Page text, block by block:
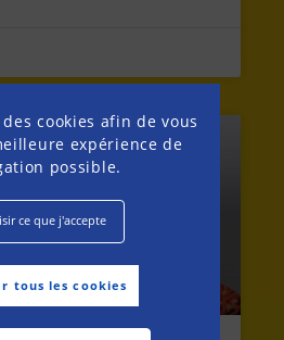
cookies afin de vous
expérience de
possible.
ce que j'accepte
tous les cookies
MENU DE LA SEMAINE